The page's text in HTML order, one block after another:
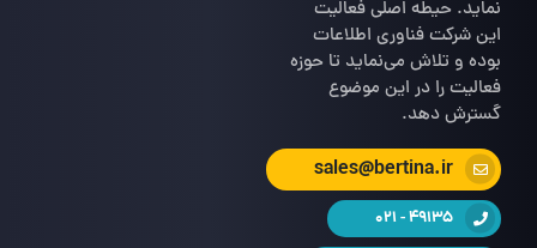
نماید. حیطه اصلی فعالیت
این شرکت فناوری اطلاعات
بوده و تلاش می‌نماید تا حوزه
فعالیت را در این موضوع
گسترش دهد.
sales@bertina.ir
49135 - 021